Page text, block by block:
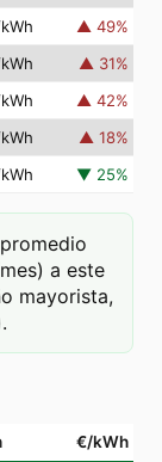
▲ 49%
▲ 31%
▲ 42%
▲ 18%
▼ 25%
a este
mayorista,
€/kWh